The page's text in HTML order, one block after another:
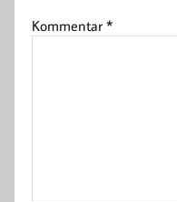
Kommentar*